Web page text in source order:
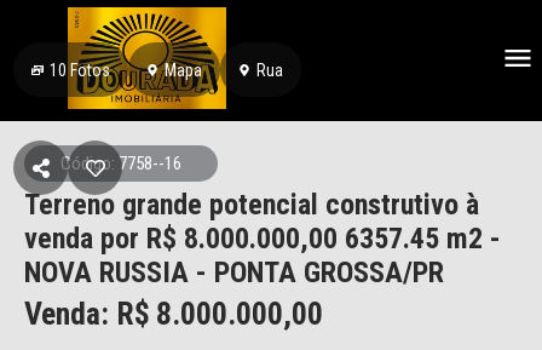
10 Fotos Mapa Rua
Código: 7758--16
Terreno grande potencial construtivo à
venda por R$ 8.000.000,00 6357.45 m2 -
NOVA RUSSIA - PONTA GROSSA/PR
Venda: R$ 8.000.000,00